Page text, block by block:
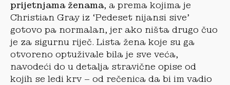
prijetnjama ženama, a prema kojima je
Christian Gray iz ‘Pedeset nijansi sive’
gotovo pa normalan, jer ako ništa drugo čuo
je za sigurnu riječ. Lista žena koje su ga
otvoreno optuživale bila je sve veća,
navodeći do u detalja stravične opise od
kojih se ledi krv – od rečenica da bi im vadio